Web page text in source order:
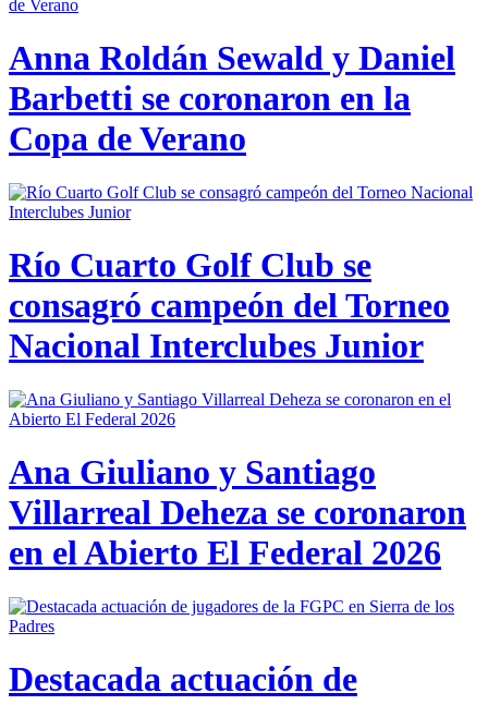
Anna Roldán Sewald y Daniel
Barbetti se coronaron en la
Copa de Verano
Río Cuarto Golf Club se
consagró campeón del Torneo
Nacional Interclubes Junior
Ana Giuliano y Santiago
Villarreal Deheza se coronaron
en el Abierto El Federal 2026
Destacada actuación de